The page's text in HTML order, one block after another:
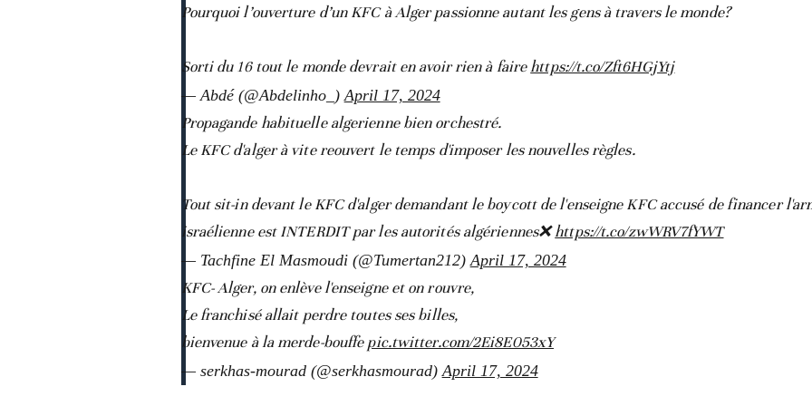
Pourquoi l’ouverture d’un KFC à Alger passionne autant les gens à travers le monde?
Sorti du 16 tout le monde devrait en avoir rien à fairehttps://t.co/Zft6HGjYtj
— Abdé (@Abdelinho_) April 17, 2024
Propagande habituelle algerienne bien orchestré.
Le KFC d'alger à vite reouvert le temps d'imposer les nouvelles règles.
Tout sit-in devant le KFC d'alger demandant le boycott de l'enseigne KFC accusé de financer
israélienne est INTERDIT par les autorités algériennes❌️https://t.co/zwWRV7fYWT
— Tachfine El Masmoudi (@Tumertan212) April 17, 2024
KFC- Alger, on enlève l'enseigne et on rouvre,
Le franchisé allait perdre toutes ses billes,
bienvenue à la merde-bouffepic.twitter.com/2Ei8E053xY
— serkhas-mourad (@serkhasmourad) April 17, 2024